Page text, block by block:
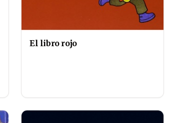
El libro rojo